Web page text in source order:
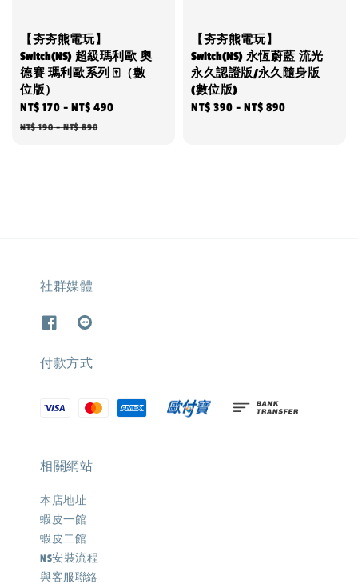
【夯夯熊電玩】
Switch(NS) 超級瑪利歐 奧
德賽 瑪利歐系列 🀄（數
位版）
Sale
price
NT$ 170 -NT$ 490
NT$ 190-NT$ 890
【夯夯熊電玩】
Switch(NS) 永恆蔚藍 流光
永久認證版/永久隨身版
(數位版)
Regular
NT$ 390 -NT$ 890
社群媒體
付款方式
相關網站
本店地址
蝦皮一館
蝦皮二館
NS安裝流程
與客服聯絡